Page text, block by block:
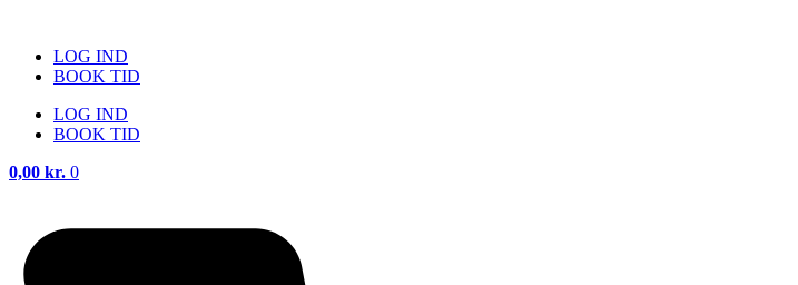
indholdLOG IND
BOOK TID
LOG IND
BOOK TID
0,00 kr. 0